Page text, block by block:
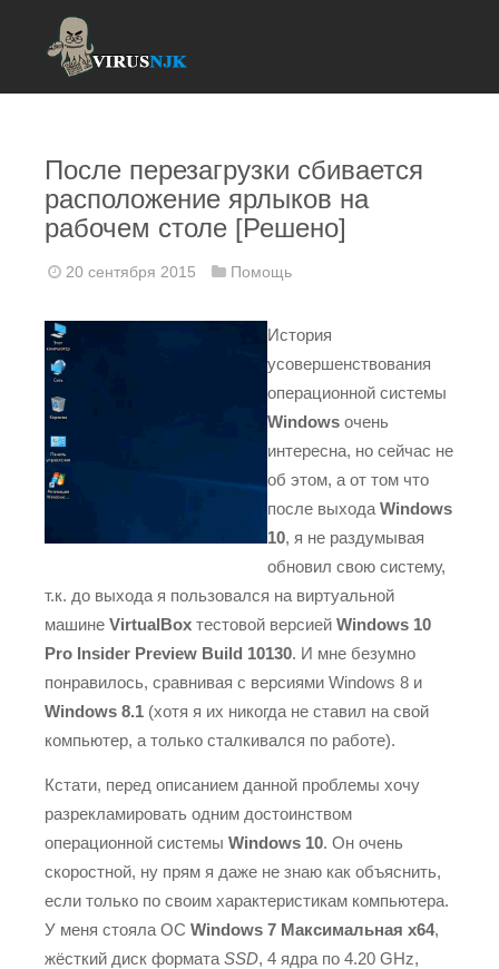
После перезагрузки сбивается
расположение ярлыков на
рабочем столе [Решено]
20 сентября 2015 Помощь
История
усовершенствования
операционной системы
Windows очень
интересна, но сейчас не
об этом, а от том что
после выхода Windows
10, я не раздумывая
обновил свою систему,
т.к. до выхода я пользовался на виртуальной
машине VirtualBox тестовой версией Windows 10
Pro Insider Preview Build 10130. И мне безумно
понравилось, сравнивая с версиями Windows 8 и
Windows 8.1 (хотя я их никогда не ставил на свой
компьютер, а только сталкивался по работе).
Кстати, перед описанием данной проблемы хочу
разрекламировать одним достоинством
операционной системы Windows 10. Он очень
скоростной, ну прям я даже не знаю как объяснить,
если только по своим характеристикам компьютера.
У меня стояла ОС Windows 7 Максимальная x64,
жёсткий диск формата SSD, 4 ядра по 4.20 GHz,